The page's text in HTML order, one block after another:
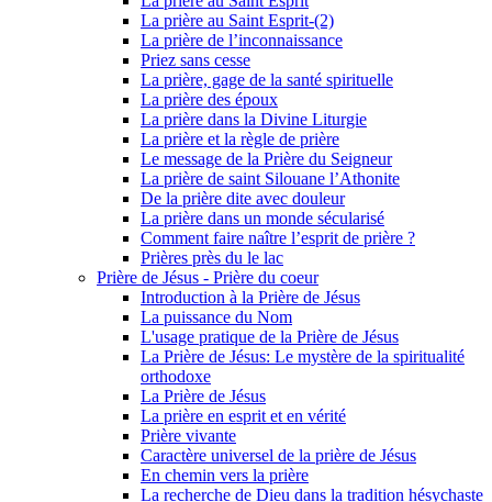
La prière au Saint Esprit-(2)
La prière de l’inconnaissance
Priez sans cesse
La prière, gage de la santé spirituelle
La prière des époux
La prière dans la Divine Liturgie
La prière et la règle de prière
Le message de la Prière du Seigneur
La prière de saint Silouane l’Athonite
De la prière dite avec douleur
La prière dans un monde sécularisé
Comment faire naître l’esprit de prière ?
Prières près du le lac
Prière de Jésus - Prière du coeur
Introduction à la Prière de Jésus
La puissance du Nom
L'usage pratique de la Prière de Jésus
La Prière de Jésus: Le mystère de la spiritualité
orthodoxe
La Prière de Jésus
La prière en esprit et en vérité
Prière vivante
Caractère universel de la prière de Jésus
En chemin vers la prière
La recherche de Dieu dans la tradition hésychaste